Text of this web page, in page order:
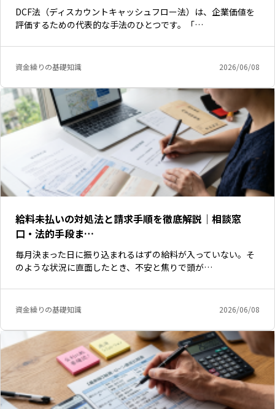
DCF法（ディスカウントキャッシュフロー法）は、企業価値を
評価するための代表的な手法のひとつです。「…
資金繰りの基礎知識 2026/06/08
給料未払いの対処法と請求手順を徹底解説｜相談窓
口・法的手段ま…
毎月決まった日に振り込まれるはずの給料が入っていない。そ
のような状況に直面したとき、不安と焦りで頭が…
資金繰りの基礎知識 2026/06/08